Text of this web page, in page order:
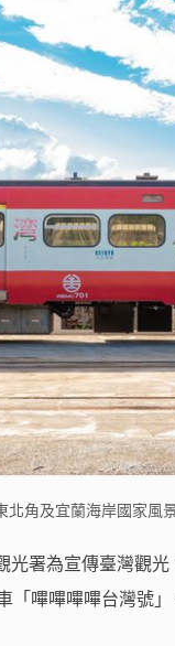
角及宜蘭海岸國家風
光署為宣傳臺灣觀
「嗶嗶嗶嗶台灣號